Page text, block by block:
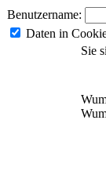
Benutzername:
Daten in
Sie